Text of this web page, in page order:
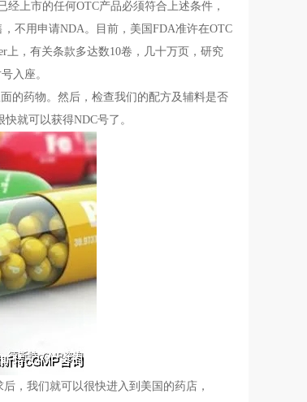
经上市的任何OTC产品必须符合上述条件，
不用申请NDA。目前，美国FDA准许在OTC
上，有关条款多达数10卷，几十万页，研究
入座。
的药物。然后，检查我们的配方及辅料是否
就可以获得NDC号了。
，我们就可以很快进入到美国的药店，